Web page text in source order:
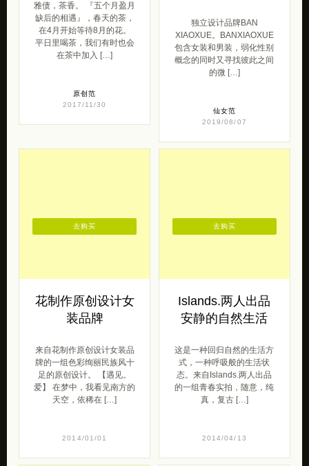
雅债，茶香。 『五个月盈月
缺后的相遇』，春天的茶，
在4月开始等待8月的花。
平日里喝茶，我们有时也会
在茶中加入 […]
原创范
2017/11/30
独立设计品牌BAN
XIAOXUE。BANXIAOXUE
包含女装和男装，弱化性别
概念的同时又寻找彼此之间
的微 […]
仙女范
2019/08/07
花制作原创设计女
装品牌
来自花制作原创设计女装品
牌的一组色彩绚丽民族风十
足的原创设计。 【遇见。
爱】 在梦中，我看见南方的
天空，依稀在 […]
2014/01/01
去购买
Islands.两人出品
安静的自然生活
这是一种回归自然的生活方
式，一种呼吸般的生活状
态。来自Islands.两人出品
的一组青春实拍，随意，纯
真，复古 […]
2014/04/13
去购买